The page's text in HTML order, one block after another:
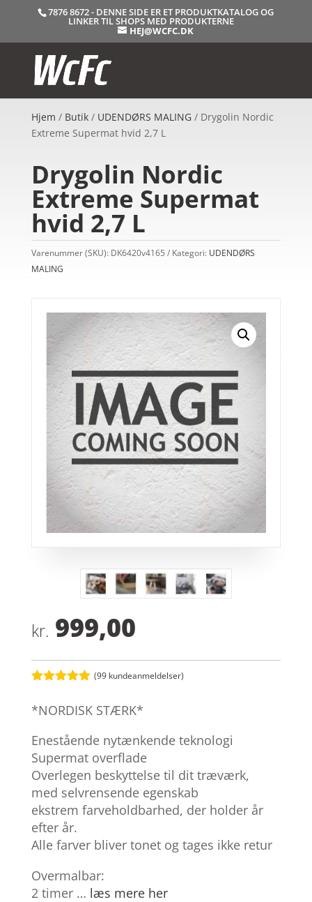
7876 8672 - DENNE SIDE ER ET PRODUKTKATALOG OG
LINKER TIL SHOPS MED PRODUKTERNE
HEJ@WCFC.DK
Hjem / Butik/ UDENDØRS MALING/ Drygolin Nordic
Extreme Supermat hvid 2,7 L
Drygolin Nordic
Extreme Supermat
hvid 2,7 L
Varenummer (SKU): DK6420v4165 Kategori: UDENDØRS
MALING
kr. 999,00
ud af 5
kundebedøm
melser
(99 kundeanmeldelser)
*NORDISK STÆRK*
Enestående nytænkende teknologi
Supermat overflade
Overlegen beskyttelse til dit træværk,
med selvrensende egenskab
ekstrem farveholdbarhed, der holder år
efter år.
Alle farver bliver tonet og tages ikke retur
Overmalbar:
2 timer … læs mere her